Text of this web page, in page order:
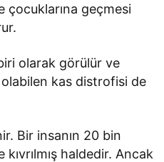
çocuklarına geçmesi
olarak görülür ve
olabilen kas distrofisi de
Bir insanın 20 bin
haldedir. Ancak